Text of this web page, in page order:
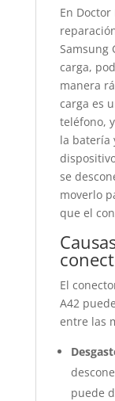
En
Samsung
carga,
manera
carga es
teléfono,
la batería
se
moverlo
que el
El
A42
entre las
puede